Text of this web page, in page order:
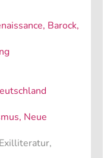
Barock,
Neue